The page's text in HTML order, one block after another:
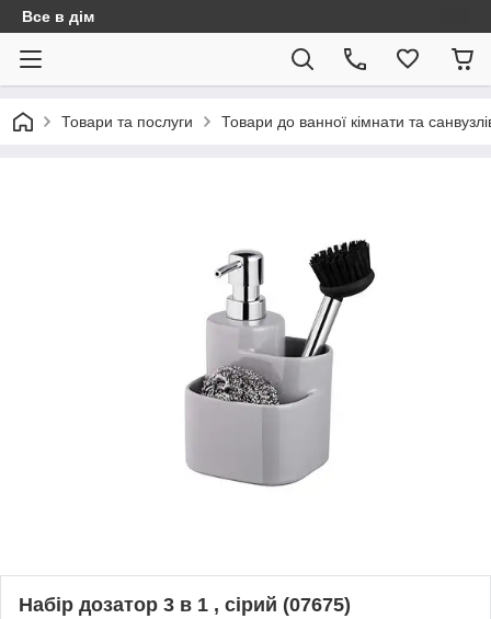
Все в дім
Товари та послуги Товари до ванної кімнати та
Набір дозатор 3 в 1 , сірий (07675)